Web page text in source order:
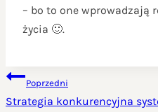
– bo to one wprowadzają
życia 🙂.
NAWIGACJA
WPISU
Poprzedni
Strategia konkurencyjna